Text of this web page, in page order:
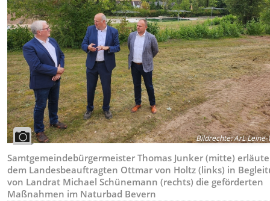
Bildrechte:ArL Leine-
Samtgemeindebürgermeister Thomas Junker (mitte)
dem Landesbeauftragten Ottmar von Holtz (links) in
von Landrat Michael Schünemann (rechts) die geförderten
Maßnahmen im Naturbad Bevern